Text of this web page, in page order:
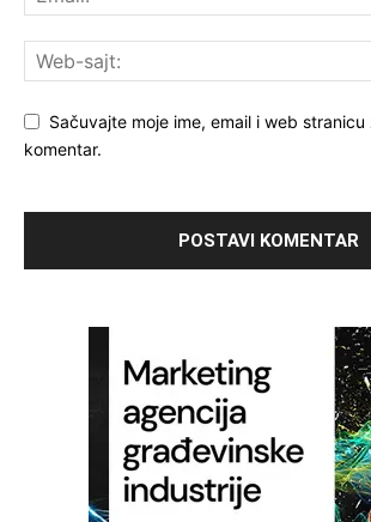
Sačuvajte moje ime, email i web
komentar.